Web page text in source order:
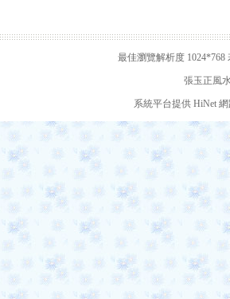
最佳瀏覽解析度
張玉正風
系統平台提供 HiNet